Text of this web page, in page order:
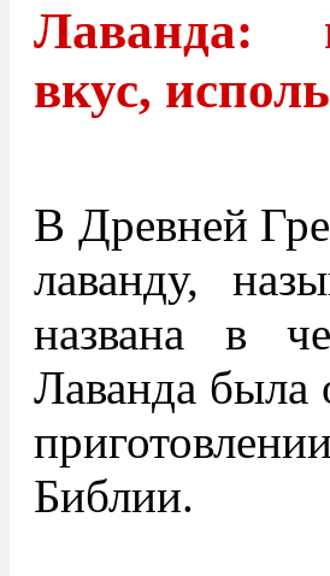
Лаванда:
вкус,
В Древней
лаванду,
названа в
Лаванда была
Библии.